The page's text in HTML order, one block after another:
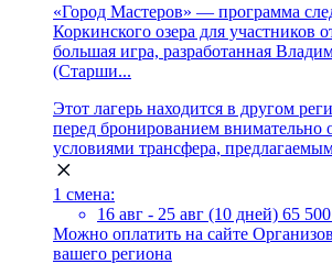
«Город Мастеров» — программа
Коркинского озера для участников
большая игра, разработанная
(Старши...
Этот лагерь находится в другом
перед бронированием внимательно
условиями трансфера,
1 смена:
16 авг - 25 авг (10 дней) 65
Можно оплатить на сайте
вашего региона